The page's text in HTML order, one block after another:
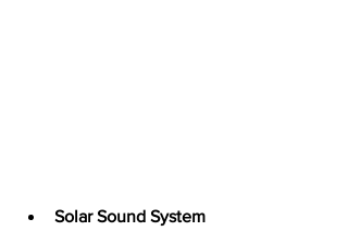
Solar Sound System